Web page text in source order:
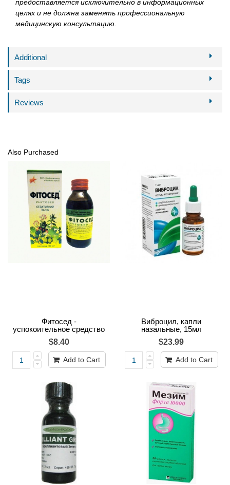
предоставляется исключительно в информационных
целях и не должна заменять профессиональную
медицинскую консультацию.
Additional
Tags
Reviews
Also Purchased
Фитосед -
успокоительное средство
$8.40
Add to Cart
Виброцил, капли
назальные, 15мл
$23.99
Add to Cart